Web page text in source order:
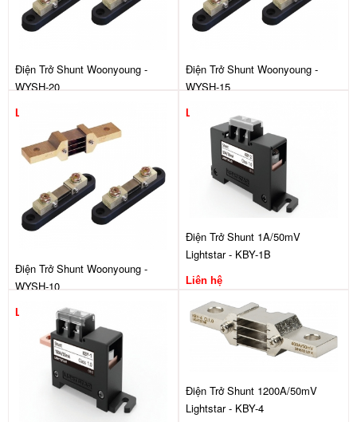
Điện Trở Shunt Woonyoung -
WYSH-20
Liên hệ
Điện Trở Shunt Woonyoung -
WYSH-15
Liên hệ
Điện Trở Shunt Woonyoung -
WYSH-10
Liên hệ
Điện Trở Shunt 1A/50mV
Lightstar - KBY-1B
Liên hệ
Điện Trở Shunt 1200A/50mV
Lightstar - KBY-4